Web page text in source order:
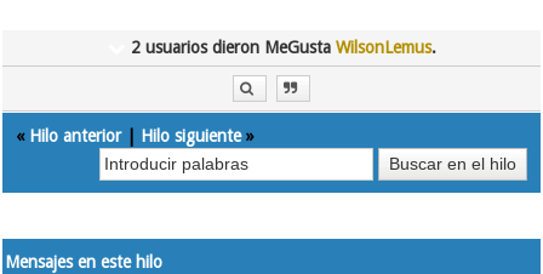
2 usuarios dieron MeGusta WilsonLemus.
« Hilo anterior| Hilo siguiente»
Mensajes en este hilo